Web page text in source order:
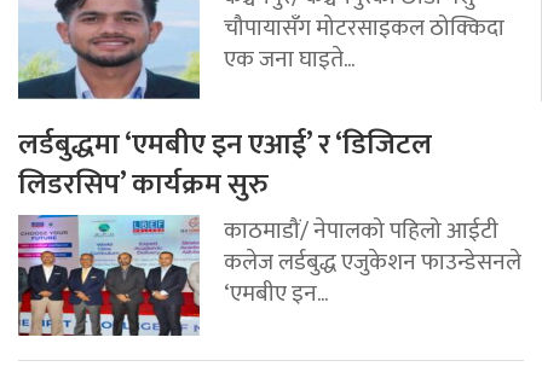
चौपायासँग मोटरसाइकल ठोक्किदा
एक जना घाइते...
लर्डबुद्धमा ‘एमबीए इन एआई’ र ‘डिजिटल
लिडरसिप’ कार्यक्रम सुरु
काठमाडौं/ नेपालको पहिलो आईटी
कलेज लर्डबुद्ध एजुकेशन फाउन्डेसनले
‘एमबीए इन...